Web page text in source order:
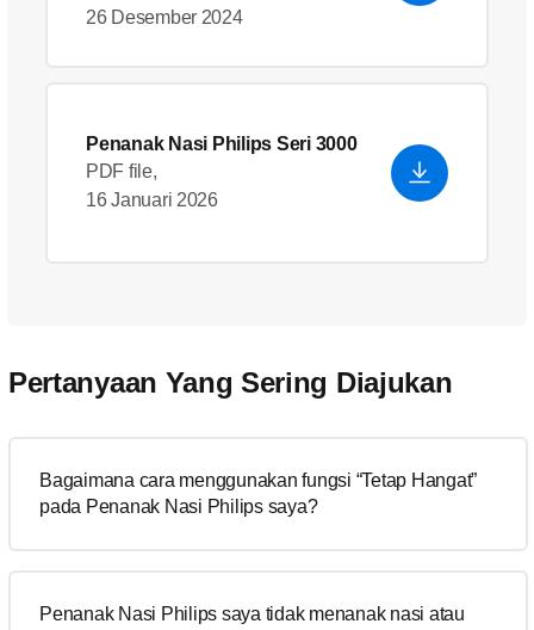
26 Desember 2024
Penanak Nasi Philips Seri 3000
PDF file,
16 Januari 2026
Pertanyaan Yang Sering Diajukan
Bagaimana cara menggunakan fungsi “Tetap Hangat”
pada Penanak Nasi Philips saya?
Penanak Nasi Philips saya tidak menanak nasi atau